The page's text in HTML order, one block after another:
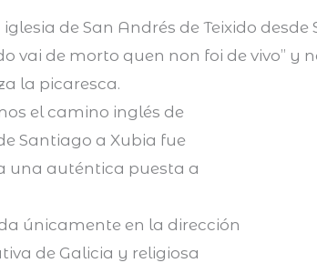
de San Andrés de Teixido desde
vai de morto quen non foi de vivo” y
la picaresca.
el camino inglés de
Santiago a Xubia fue
una auténtica puesta a
únicamente en la dirección
de Galicia y religiosa